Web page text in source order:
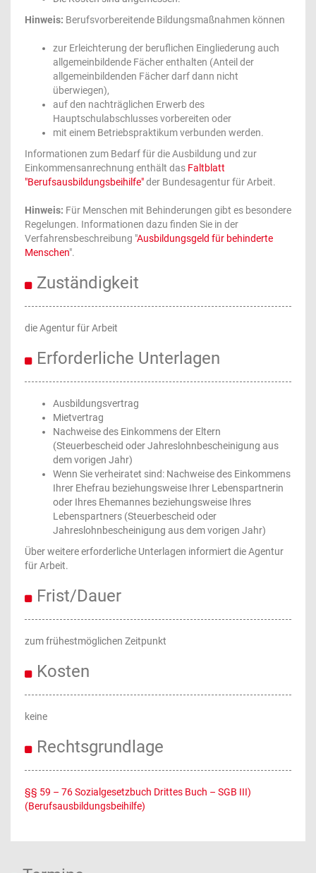
Hinweis: Berufsvorbereitende Bildungsmaßnahmen können
zur Erleichterung der beruflichen Eingliederung auch
allgemeinbildende Fächer enthalten (Anteil der
allgemeinbildenden Fächer darf dann nicht
überwiegen),
auf den nachträglichen Erwerb des
Hauptschulabschlusses vorbereiten oder
mit einem Betriebspraktikum verbunden werden.
Informationen zum Bedarf für die Ausbildung und zur
Einkommensanrechnung enthält das Faltblatt
"Berufsausbildungsbeihilfe"der Bundesagentur für Arbeit.
Hinweis: Für Menschen mit Behinderungen gibt es besondere
Regelungen. Informationen dazu finden Sie in der
Verfahrensbeschreibung "Ausbildungsgeld für behinderte
Menschen".
Zuständigkeit
die Agentur für Arbeit
Erforderliche Unterlagen
Ausbildungsvertrag
Mietvertrag
Nachweise des Einkommens der Eltern
(Steuerbescheid oder Jahreslohnbescheinigung aus
dem vorigen Jahr)
Wenn Sie verheiratet sind: Nachweise des Einkommens
Ihrer Ehefrau beziehungsweise Ihrer Lebenspartnerin
oder Ihres Ehemannes beziehungsweise Ihres
Lebenspartners (Steuerbescheid oder
Jahreslohnbescheinigung aus dem vorigen Jahr)
Über weitere erforderliche Unterlagen informiert die Agentur
für Arbeit.
Frist/Dauer
zum frühestmöglichen Zeitpunkt
Kosten
keine
Rechtsgrundlage
§§ 59 – 76 Sozialgesetzbuch Drittes Buch – SGB III)
(Berufsausbildungsbeihilfe)